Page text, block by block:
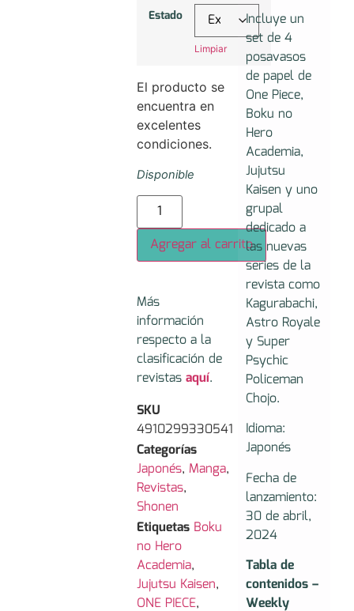
Estado
Limpiar
El producto se
encuentra en
excelentes
condiciones.
Disponible
Agregar al carrito
Más
información
respecto a la
clasificación de
revistas aquí.
SKU
4910299330541
Categorías
Japonés, Manga,
Revistas,
Shonen
Etiquetas Boku
no Hero
Academia,
Jujutsu Kaisen,
ONE PIECE,
Incluye un
set de 4
posavasos
de papel de
One Piece,
Boku no
Hero
Academia,
Jujutsu
Kaisen y uno
grupal
dedicado a
las nuevas
series de la
revista como
Kagurabachi,
Astro Royale
y Super
Psychic
Policeman
Chojo.
Idioma:
Japonés
Fecha de
lanzamiento:
30 de abril,
2024
Tabla de
contenidos –
Weekly